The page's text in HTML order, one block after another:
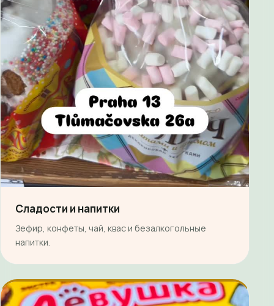
Сладости и напитки
Зефир, конфеты, чай, квас и безалкогольные
напитки.